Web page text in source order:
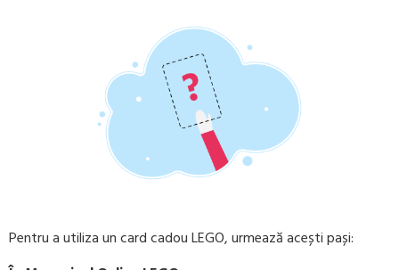
Pentru a utiliza un card cadou LEGO, urmează acești pași: